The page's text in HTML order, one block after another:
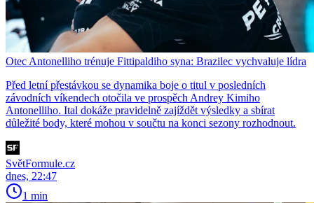
Otec Antonelliho trénuje Fittipaldiho syna: Brazilec vychvaluje lídra
Před letní přestávkou se dynamika boje o titul v posledních
závodních víkendech otočila ve prospěch Andrey Kimiho
Antonelliho. Ital dokáže pravidelně zajíždět výsledky a sbírat
důležité body, které mohou v součtu na konci sezony rozhodnout.
SvětFormule.cz
dnes, 22:47
1 min